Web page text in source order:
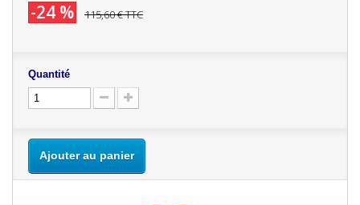
-24 % 115,60 €TTC
Quantité
Ajouter au panier